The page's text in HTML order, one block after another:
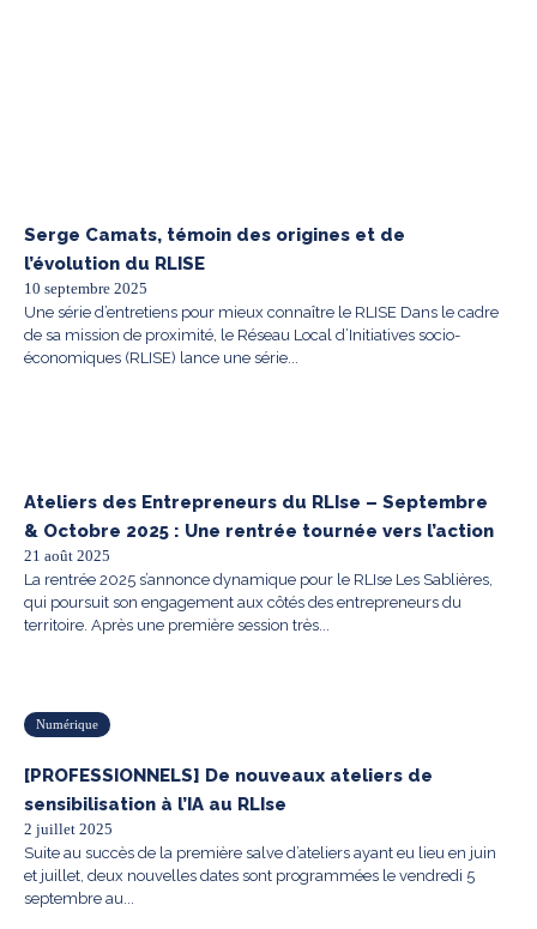
Serge Camats, témoin des origines et de
l’évolution du RLISE
10 septembre 2025
Une série d’entretiens pour mieux connaître le RLISE Dans le cadre
de sa mission de proximité, le Réseau Local d’Initiatives socio-
économiques (RLISE) lance une série...
Ateliers des Entrepreneurs du RLIse – Septembre
& Octobre 2025 : Une rentrée tournée vers l’action
21 août 2025
La rentrée 2025 s’annonce dynamique pour le RLIse Les Sablières,
qui poursuit son engagement aux côtés des entrepreneurs du
territoire. Après une première session très...
Numérique
[PROFESSIONNELS] De nouveaux ateliers de
sensibilisation à l’IA au RLIse
2 juillet 2025
Suite au succès de la première salve d’ateliers ayant eu lieu en juin
et juillet, deux nouvelles dates sont programmées le vendredi 5
septembre au...